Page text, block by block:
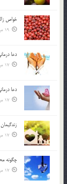
خواص
19 مرداد 03
دعا
17 مرداد 03
دعا
17 مرداد 03
17 مرداد 03
چگونه
17 مرداد 03